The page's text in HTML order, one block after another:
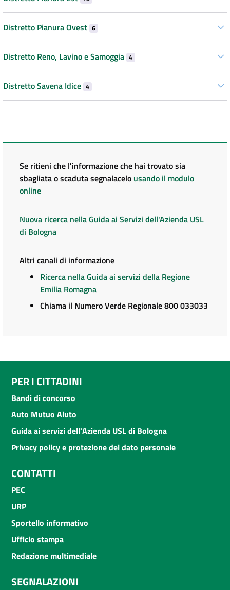
Distretto Pianura Ovest 6
Distretto Reno, Lavino e Samoggia 4
Distretto Savena Idice 4
Se ritieni che l'informazione che hai trovato sia
sbagliata o scaduta segnalacelo usando il modulo
online
Nuova ricerca nella Guida ai Servizi dell'Azienda USL
di Bologna
Altri canali di informazione
Ricerca nella Guida ai servizi della Regione
Emilia Romagna
Chiama il Numero Verde Regionale 800 033033
PER I CITTADINI
Bandi di concorso
Auto Mutuo Aiuto
Guida ai servizi dell'Azienda USL di Bologna
Privacy policy e protezione del dato personale
CONTATTI
PEC
URP
Sportello informativo
Ufficio stampa
Redazione multimediale
SEGNALAZIONI